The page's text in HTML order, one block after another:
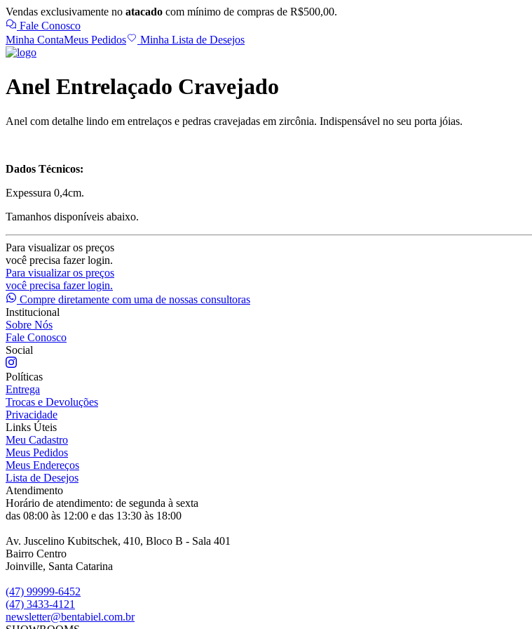
Vendas exclusivamente no atacado com mínimo de compras de R$500,00.
Fale Conosco
Minha ContaMeus Pedidos Minha Lista de Desejos
Anel Entrelaçado Cravejado
Anel com detalhe lindo em entrelaços e pedras cravejadas em zircônia. Indispensável no seu porta jóias.
Dados Técnicos:
Expessura 0,4cm.
Tamanhos disponíveis abaixo.
Para visualizar os preços
você precisa fazer login.
Para visualizar os preços
você precisa fazer login.
Compre diretamente com uma de nossas consultoras
Institucional
Sobre Nós
Fale Conosco
Social
Políticas
Entrega
Trocas e Devoluções
Privacidade
Links Úteis
Meu Cadastro
Meus Pedidos
Meus Endereços
Lista de Desejos
Atendimento
Horário de atendimento: de segunda à sexta
das 08:00 às 12:00 e das 13:30 às 18:00
Av. Juscelino Kubitschek, 410, Bloco B - Sala 401
Bairro Centro
Joinville, Santa Catarina
(47) 99999-6452
(47) 3433-4121
newsletter@bentabiel.com.br